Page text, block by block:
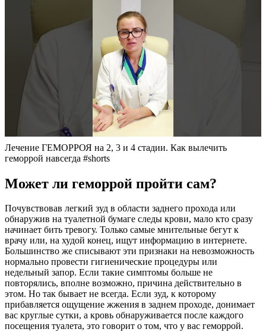
Лечение ГЕМОРРОЯ на 2, 3 и 4 стадии. Как вылечить
геморрой навсегда #shorts
Может ли геморрой пройти сам?
Почувствовав легкий зуд в области заднего прохода или
обнаружив на туалетной бумаге следы крови, мало кто сразу
начинает бить тревогу. Только самые мнительные бегут к
врачу или, на худой конец, ищут информацию в интернете.
Большинство же списывают эти признаки на невозможность
нормально провести гигиенические процедуры или
недельный запор. Если такие симптомы больше не
повторялись, вполне возможно, причина действительно в
этом. Но так бывает не всегда. Если зуд, к которому
прибавляется ощущение жжения в заднем проходе, донимает
вас круглые сутки, а кровь обнаруживается после каждого
посещения туалета, это говорит о том, что у вас геморрой.